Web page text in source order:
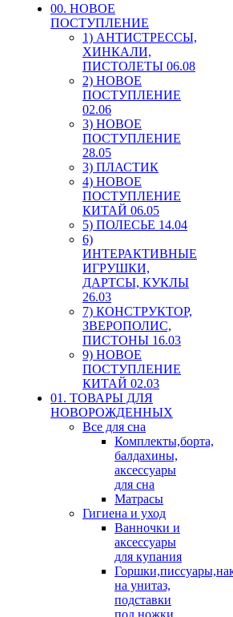
00. HОВОЕ
ПОСТУПЛЕНИЕ
1) АНТИСТРЕССЫ,
ХИНКАЛИ,
ПИСТОЛЕТЫ 06.08
2) НОВОЕ
ПОСТУПЛЕНИЕ
02.06
3) НОВОЕ
ПОСТУПЛЕНИЕ
28.05
3) ПЛАСТИК
4) НОВОЕ
ПОСТУПЛЕНИЕ
КИТАЙ 06.05
5) ПОЛЕСЬЕ 14.04
6)
ИНТЕРАКТИВНЫЕ
ИГРУШКИ,
ДАРТСЫ, КУКЛЫ
26.03
7) КОНСТРУКТОР,
ЗВЕРОПОЛИС,
ПИСТОНЫ 16.03
9) НОВОЕ
ПОСТУПЛЕНИЕ
КИТАЙ 02.03
01. ТОВАРЫ ДЛЯ
НОВОРОЖДЕННЫХ
Все для сна
Комплекты,борта,
балдахины,
аксессуары
для сна
Матрасы
Гигиена и уход
Ванночки и
аксессуары
для купания
на унитаз,
подставки
под ножки